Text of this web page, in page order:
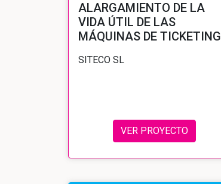
ALARGAMIENTO DE LA
VIDA ÚTIL DE LAS
MÁQUINAS DE TICKETING
SITECO SL
VER PROYECTO